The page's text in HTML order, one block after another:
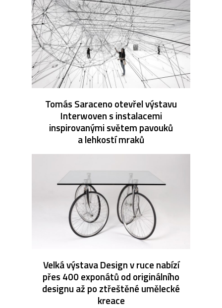
Tomás Saraceno otevřel výstavu
Interwoven s instalacemi
inspirovanými světem pavouků
a lehkostí mraků
Velká výstava Design v ruce nabízí
přes 400 exponátů od originálního
designu až po ztřeštěné umělecké
kreace